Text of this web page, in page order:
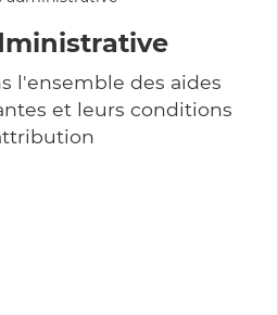
l'ensemble des aides
et leurs conditions